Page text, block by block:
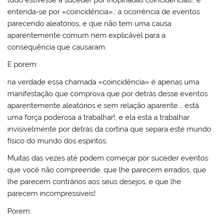
entenda-se por «coincidência»,: a ocorrência de eventos
parecendo aleatórios, e que não tem uma causa
aparentemente comum nem explicável para a
consequência que causaram.
E porem:
na verdade essa chamada «coincidência» é apenas uma
manifestação que comprova que por detrás desse eventos
aparentemente aleatórios e sem relação aparente.… está
uma força poderosa a trabalhar!, e ela esta a trabalhar
invisivelmente por detrás da cortina que separa este mundo
físico do mundo dos espíritos.
Muitas das vezes até podem começar por suceder eventos
que você não compreende, que lhe parecem errados, que
lhe parecem contrários aos seus desejos, e que lhe
parecem incompressíveis!
Porem: